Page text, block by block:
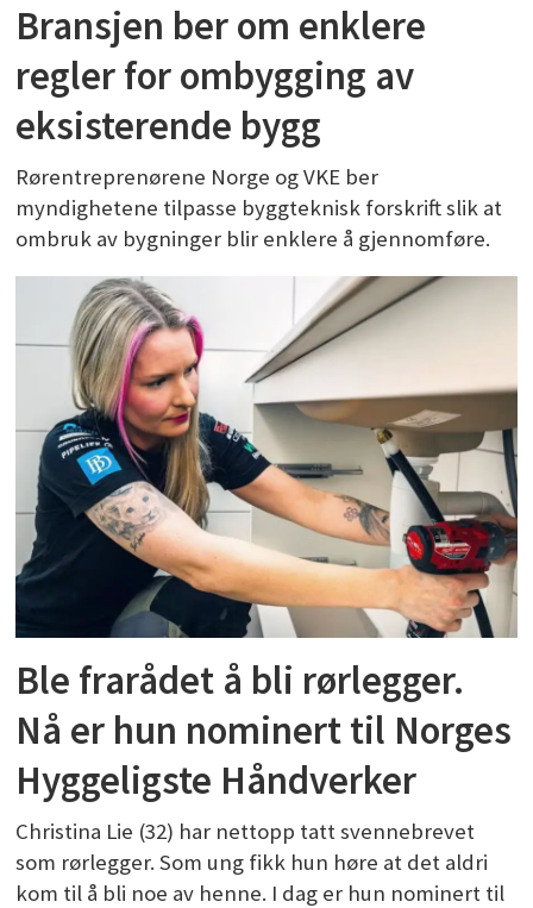
Bransjen ber om enklere
regler for ombygging av
eksisterende bygg
Rørentreprenørene Norge og VKE ber
myndighetene tilpasse byggteknisk forskrift slik at
ombruk av bygninger blir enklere å gjennomføre.
Ble frarådet å bli rørlegger.
Nå er hun nominert til Norges
Hyggeligste Håndverker
Christina Lie (32) har nettopp tatt svennebrevet
som rørlegger. Som ung fikk hun høre at det aldri
kom til å bli noe av henne. I dag er hun nominert til